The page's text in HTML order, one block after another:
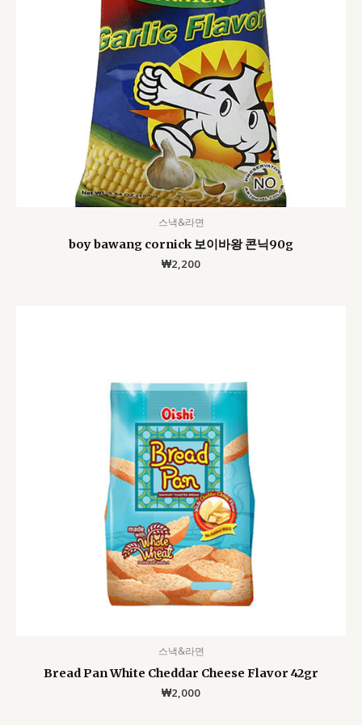
스낵&라면
boy bawang cornick 보이바왕 콘닉90g
₩2,200
스낵&라면
Bread Pan White Cheddar Cheese Flavor 42gr
₩2,000